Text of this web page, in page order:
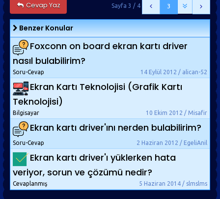
Cevap Yaz 3
Sayfa 3 / 4
Benzer Konular
Foxconn on board ekran kartı driver
nasıl bulabilirim?
14 Eylül 2012 / alican-52
Soru-Cevap
Ekran Kartı Teknolojisi (Grafik Kartı
Teknolojisi)
10 Ekim 2012 / Misafir
Bilgisayar
Ekran kartı driver'ını nerden bulabilirim?
2 Haziran 2012 / EgeliAnil
Soru-Cevap
Ekran kartı driver'ı yüklerken hata
veriyor, sorun ve çözümü nedir?
5 Haziran 2014 / slmslms
Cevaplanmış